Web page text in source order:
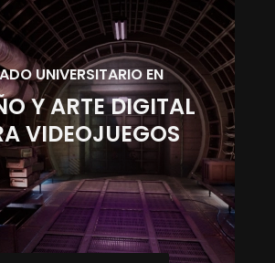
UNIVERSITARIO EN
Y ARTE DIGITAL
VIDEOJUEGOS